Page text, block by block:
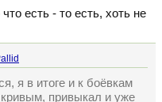
есть - то есть, хоть не
я в итоге и к боёвкам
привыкал и уже